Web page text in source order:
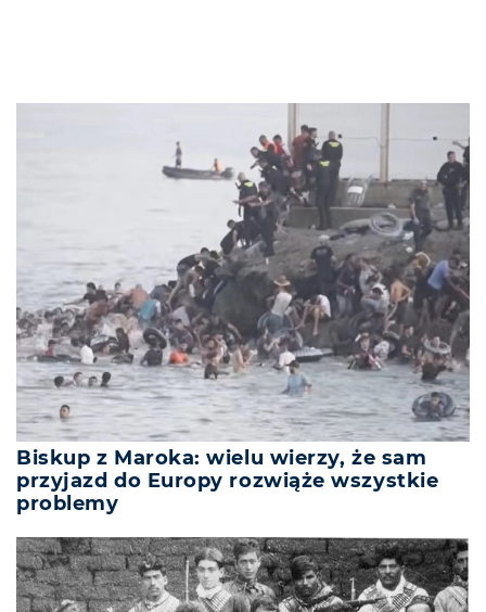
Biskup z Maroka: wielu wierzy, że sam
przyjazd do Europy rozwiąże wszystkie
problemy